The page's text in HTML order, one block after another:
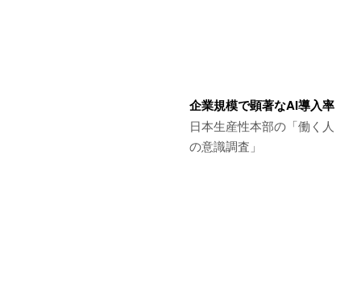
企業規模で顕著なAI導入率
日本生産性本部の「働く人
の意識調査」